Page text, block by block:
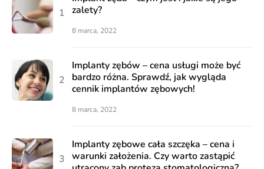
zalety?
8 marca, 2022
Implanty zębów – cena usługi może być
bardzo różna. Sprawdź, jak wygląda
cennik implantów zębowych!
8 marca, 2022
Implanty zębowe cała szczęka – cena i
warunki założenia. Czy warto zastąpić